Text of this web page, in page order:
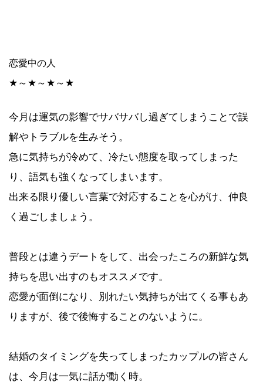
恋愛中の人
★～★～★～★
今月は運気の影響でサバサバし過ぎてしまうことで誤
解やトラブルを生みそう。
急に気持ちが冷めて、冷たい態度を取ってしまった
り、語気も強くなってしまいます。
出来る限り優しい言葉で対応することを心がけ、仲良
く過ごしましょう。
普段とは違うデートをして、出会ったころの新鮮な気
持ちを思い出すのもオススメです。
恋愛が面倒になり、別れたい気持ちが出てくる事もあ
りますが、後で後悔することのないように。
結婚のタイミングを失ってしまったカップルの皆さん
は、今月は一気に話が動く時。